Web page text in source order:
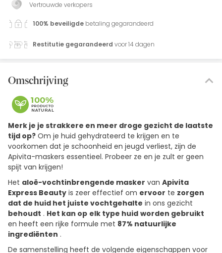
Vertrouwde verkopers
100% beveiligde betaling gegarandeerd
Restitutie gegarandeerd voor 14 dagen
Omschrijving
Merk je je strakkere en meer droge gezicht de laatste
tijd op? Om je huid gehydrateerd te krijgen en te
voorkomen dat je schoonheid en jeugd verliest, zijn de
Apivita-maskers essentieel. Probeer ze en je zult er geen
spijt van krijgen!
Het aloë-vochtinbrengende masker van Apivita
Express Beauty is zeer effectief om ervoor te zorgen
dat de huid het juiste vochtgehalte in ons gezicht
behoudt . Het kan op elk type huid worden gebruikt
en heeft een rijke formule met 87% natuurlijke
ingrediënten .
De samenstelling heeft de volgende eigenschappen voor